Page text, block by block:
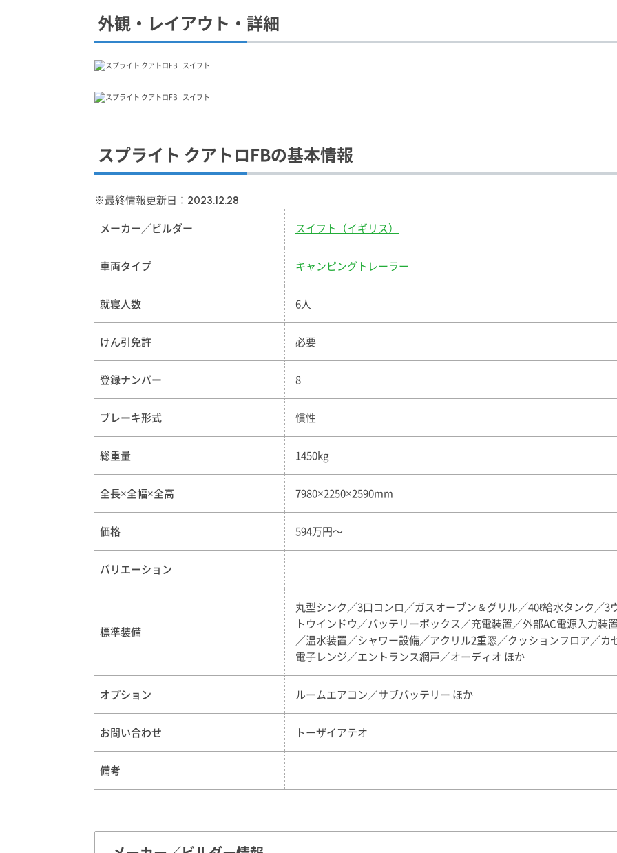
外観・レイアウト・詳細
スプライト クアトロFBの基本情報
※最終情報更新日： 2023.12.28
メーカー／ビルダー スイフト（イギリス）
車両タイプ キャンピングトレーラー
就寝人数 6人
けん引免許 必要
登録ナンバー 8
ブレーキ形式 慣性
総重量 1450kg
全長×全幅×全高 7980×2250×2590mm
価格 594万円〜
バリエーション
標準装備
丸型シンク／3口コンロ／ガスオーブン＆グリル／40ℓ給水タンク／
トウインドウ／バッテリーボックス／充電装置／外部AC電源入力装
／温水装置／シャワー設備／アクリル2重窓／クッションフロア／
電子レンジ／エントランス網戸／オーディオ ほか
オプション ルームエアコン／サブバッテリー ほか
お問い合わせ トーザイアテオ
備考